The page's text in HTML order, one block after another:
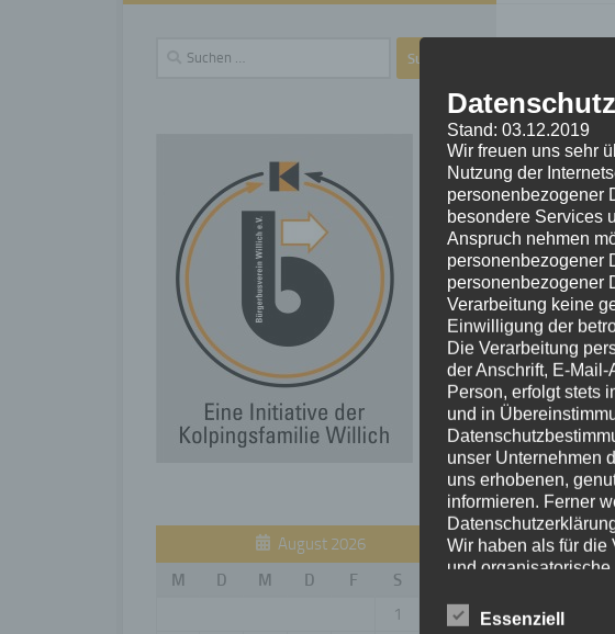
18.
Suchen
August 2026
M
D M D F S
1
Stand: 03.12.2019
Wir freuen uns sehr
Nutzung der
personenbezogener
besondere Services
Anspruch nehmen
personenbezogener
personenbezogener
Verarbeitung keine
Einwilligung der
Die Verarbeitung
der Anschrift, E-
Person, erfolgt stets
und in
unser Unternehmen
uns erhobenen,
informieren. Ferner
Wir haben als für die
und
personenbezogenen
Essenziell